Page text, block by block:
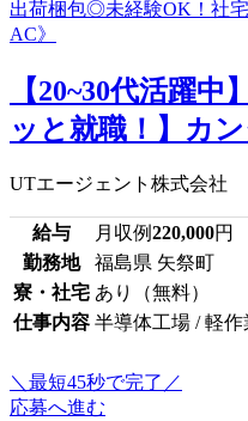
【20~30代活躍
ッと就職！】カ
UTエージェント株式会社
給与 月収例220,000円
勤務地
福島県 矢祭町
寮・社宅 あり（無料）
仕事内容 半導体工場 / 軽
＼最短45秒で完了／
応募へ進む